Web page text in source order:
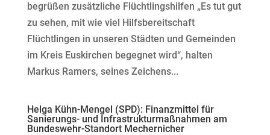
begrüßen zusätzliche Flüchtlingshilfen „Es tut gut
zu sehen, mit wie viel Hilfsbereitschaft
Flüchtlingen in unseren Städten und Gemeinden
im Kreis Euskirchen begegnet wird“, halten
Markus Ramers, seines Zeichens...
Helga Kühn-Mengel (SPD): Finanzmittel für
Sanierungs- und Infrastrukturmaßnahmen am
Bundeswehr-Standort Mechernicher